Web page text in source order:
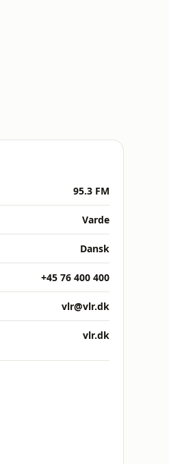
95.3 FM
Varde
Dansk
+45 76 400 400
vlr@vlr.dk
vlr.dk